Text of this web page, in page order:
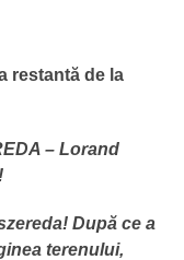
restantă de la
– Lorand
După ce a
terenului,